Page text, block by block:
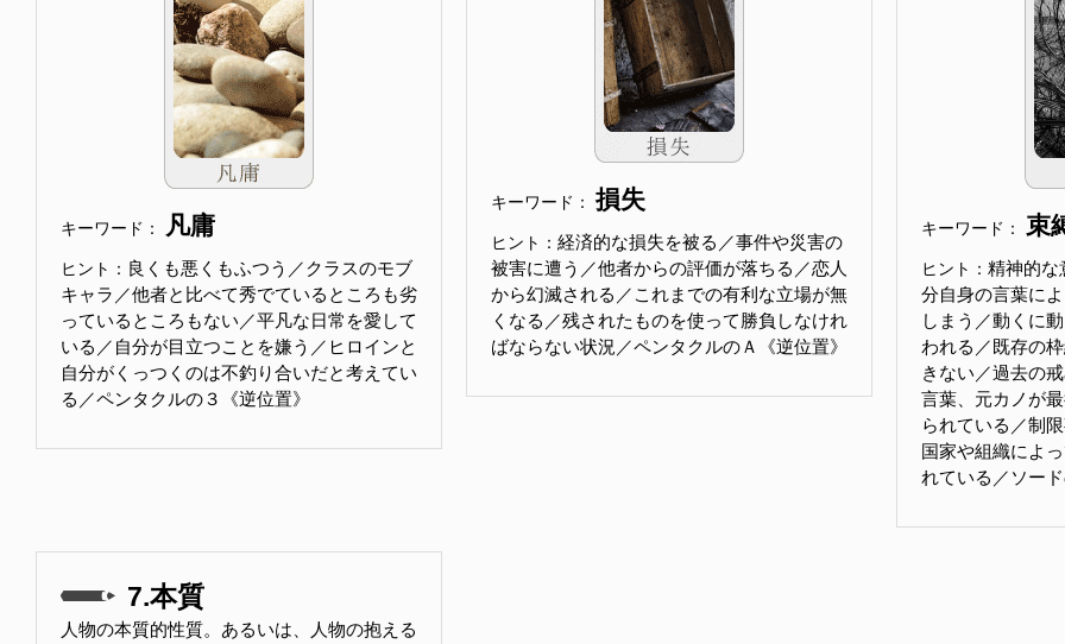
キーワード： 凡庸
ヒント： 良くも悪くもふつう／クラスのモブ
キャラ／他者と比べて秀でているところも劣
っているところもない／平凡な日常を愛して
いる／自分が目立つことを嫌う／ヒロインと
自分がくっつくのは不釣り合いだと考えてい
る／ペンタクルの３《逆位置》
キーワード： 損失
ヒント： 経済的な損失を被る／事件や災害の
被害に遭う／他者からの評価が落ちる／恋人
から幻滅される／これまでの有利な立場が無
くなる／残されたものを使って勝負しなけれ
ばならない状況／ペンタクルのＡ《逆位置》
キーワード： 束
ヒント： 精神的な
分自身の言葉に
しまう／動くに
われる／既存の
きない／過去の
言葉、元カノが
られている／制
国家や組織によ
れている／ソー
7.本質
人物の本質的性質。あるいは、人物の抱える